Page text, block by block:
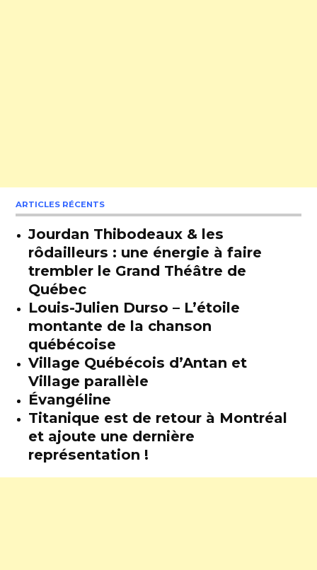
ARTICLES RÉCENTS
Jourdan Thibodeaux & les
rôdailleurs : une énergie à faire
trembler le Grand Théâtre de
Québec
Louis-Julien Durso – L’étoile
montante de la chanson
québécoise
Village Québécois d’Antan et
Village parallèle
Évangéline
Titanique est de retour à Montréal
et ajoute une dernière
représentation !